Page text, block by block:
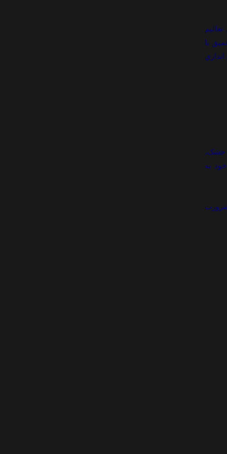
با
خشک،
به
ضرورت